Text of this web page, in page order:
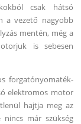
csak hátsó
a vezető nagyobb
mentén, még a
is sebesen
forgatónyomaték-
elektromos motor
hajtja meg az
már szükség